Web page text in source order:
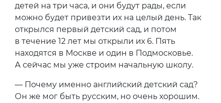
детей на три часа, и они будут рады, если
можно будет привезти их на целый день. Так
открылся первый детский сад, и потом
в течение 12 лет мы открыли их 6. Пять
находятся в Москве и один в Подмосковье.
А сейчас мы уже строим начальную школу.
— Почему именно английский детский сад?
Он же мог быть русским, но очень хорошим.